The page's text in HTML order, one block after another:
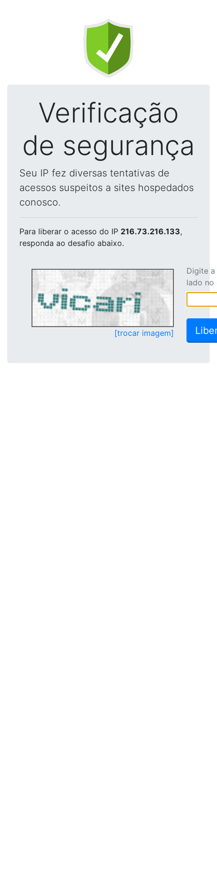
Verificação
de segurança
Seu IP fez diversas tentativas de
acessos suspeitos a sites hospedados
conosco.
Para liberar o acesso do IP 216.73.216.133,
responda ao desafio abaixo.
[trocar imagem]
Digite
lado no